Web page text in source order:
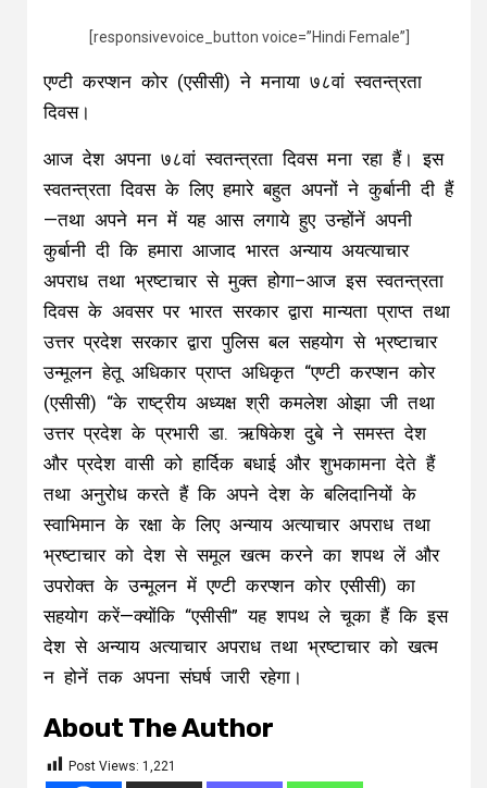
[responsivevoice_button voice=”Hindi Female”]
एण्टी करप्शन कोर (एसीसी) ने मनाया ७८वां स्वतन्त्रता
दिवस।
आज देश अपना ७८वां स्वतन्त्रता दिवस मना रहा हैं। इस
स्वतन्त्रता दिवस के लिए हमारे बहुत अपनों ने कुर्बानी दी हैं
—तथा अपने मन में यह आस लगाये हुए उन्होंनें अपनी
कुर्बानी दी कि हमारा आजाद भारत अन्याय अयत्याचार
अपराध तथा भ्रष्टाचार से मुक्त होगा–आज इस स्वतन्त्रता
दिवस के अवसर पर भारत सरकार द्वारा मान्यता प्राप्त तथा
उत्तर प्रदेश सरकार द्वारा पुलिस बल सहयोग से भ्रष्टाचार
उन्मूलन हेतू अधिकार प्राप्त अधिकृत “एण्टी करप्शन कोर
(एसीसी) “के राष्ट्रीय अध्यक्ष श्री कमलेश ओझा जी तथा
उत्तर प्रदेश के प्रभारी डा. ऋषिकेश दुबे ने समस्त देश
और प्रदेश वासी को हार्दिक बधाई और शुभकामना देते हैं
तथा अनुरोध करते हैं कि अपने देश के बलिदानियों के
स्वाभिमान के रक्षा के लिए अन्याय अत्याचार अपराध तथा
भ्रष्टाचार को देश से समूल खत्म करने का शपथ लें और
उपरोक्त के उन्मूलन में एण्टी करप्शन कोर एसीसी) का
सहयोग करें—क्योंकि “एसीसी” यह शपथ ले चूका हैं कि इस
देश से अन्याय अत्याचार अपराध तथा भ्रष्टाचार को खत्म
न होनें तक अपना संघर्ष जारी रहेगा।
About The Author
Post Views: 1,221